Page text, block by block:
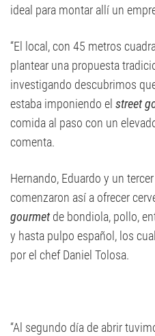
ideal para montar allí un
“El local, con 45 metros
plantear una propuesta
investigando descubrimos
estaba imponiendo el street
comida al paso con un
comenta.
Hernando, Eduardo y un
comenzaron así a ofrecer
gourmetde bondiola, pollo,
y hasta pulpo español, los
por el chef Daniel Tolosa.
“Al segundo día de abrir